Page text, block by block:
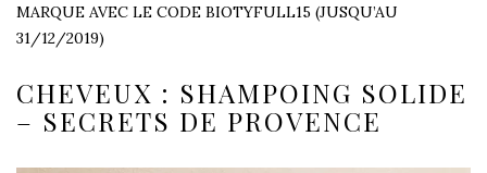
MARQUE AVEC LE CODE BIOTYFULL15 (JUSQU’AU
31/12/2019)
CHEVEUX : SHAMPOING SOLIDE
– SECRETS DE PROVENCE